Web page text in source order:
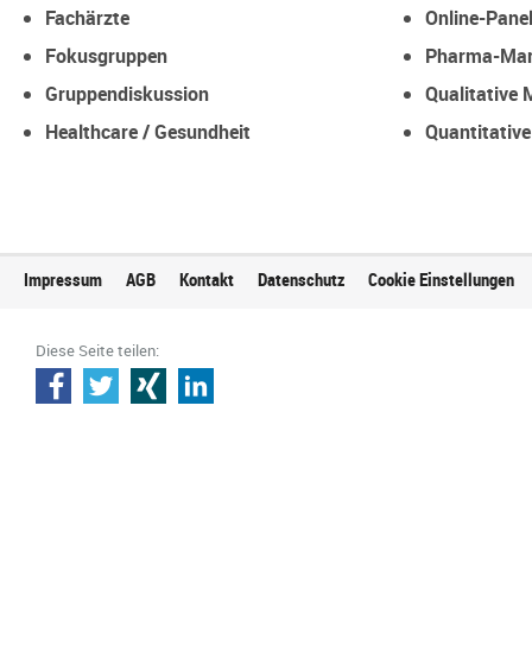
Fachärzte
Fokusgruppen
Gruppendiskussion
Healthcare / Gesundheit
Online-Panel
Pharma-
Qualitative
Impressum AGB Kontakt Datenschutz Cookie Einstellungen
Diese Seite teilen: